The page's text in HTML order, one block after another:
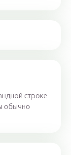
строке
обычно